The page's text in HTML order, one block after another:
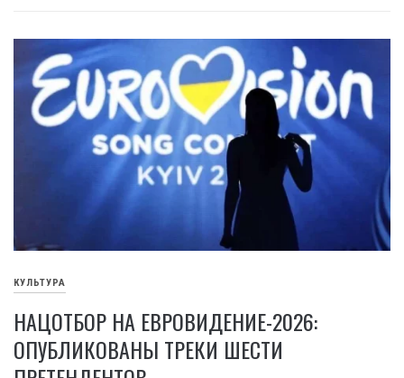
КУЛЬТУРА
НАЦОТБОР НА ЕВРОВИДЕНИЕ-2026:
ОПУБЛИКОВАНЫ ТРЕКИ ШЕСТИ